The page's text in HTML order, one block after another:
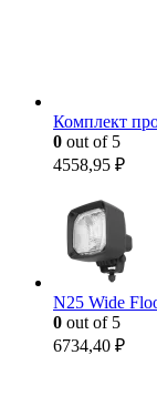
Комплект
0 out of 5
4558,95 ₽
N25 Wide
0 out of 5
6734,40 ₽